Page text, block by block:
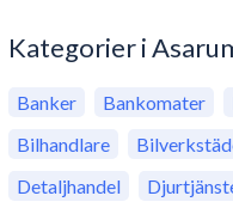
Kategorier i
Banker Bankomater
Bilhandlare
Detaljhandel